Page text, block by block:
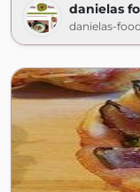
danielas
danielas-